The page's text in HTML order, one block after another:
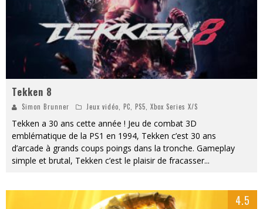
« Le Vent dand les Saules » - Une Belle Histoire !
Splatoon Raiders
Yoshi and the mysterious book
Tekken 8
Simon Brunner Jeux vidéo, PC, PS5, Xbox Series X/S
Tekken a 30 ans cette année ! Jeu de combat 3D
emblématique de la PS1 en 1994, Tekken c’est 30 ans
d’arcade à grands coups poings dans la tronche. Gameplay
simple et brutal, Tekken c’est le plaisir de fracasser...
4.5